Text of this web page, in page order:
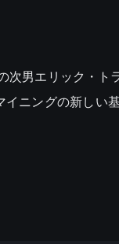
男エリック・ト
ニングの新しい